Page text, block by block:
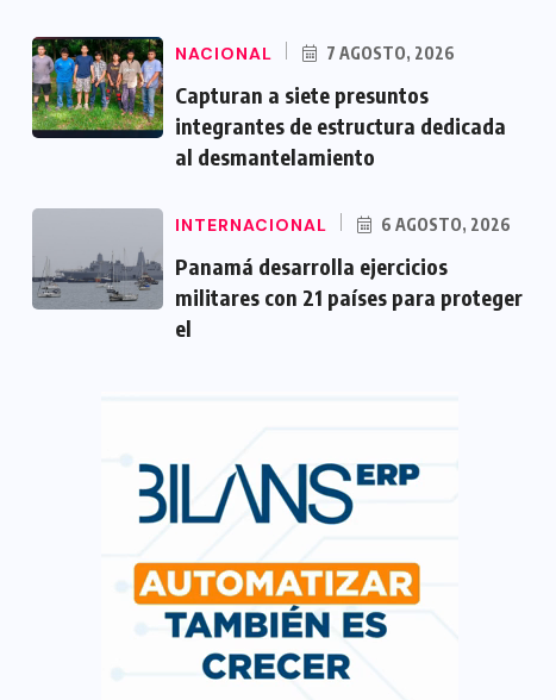
NACIONAL 7 AGOSTO, 2026
Capturan a siete presuntos
integrantes de estructura dedicada
al desmantelamiento
INTERNACIONAL 6 AGOSTO, 2026
Panamá desarrolla ejercicios
militares con 21 países para proteger
el